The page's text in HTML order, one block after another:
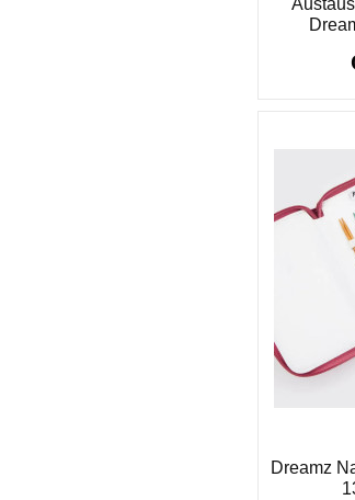
Dreamz